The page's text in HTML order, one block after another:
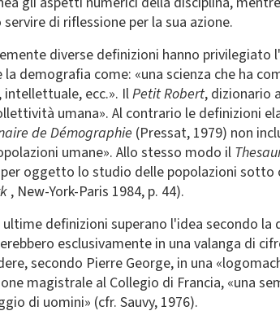
servire di riflessione per la sua azione.
diverse definizioni hanno
la demografia come: «una scienza che ha
intellettuale, ecc.». IlPetit Robert, dizionario
umana». Al contrario le definizioni
de Démographie (Pressat, 1979) non
umane». Allo stesso modo il
oggetto lo studio delle popolazioni
, New-York-Paris 1984, p. 44).
ultime definizioni superano l'idea secondo
esclusivamente in una valanga di
secondo Pierre George, in una
magistrale al Collegio di Francia, «una
di uomini» (cfr. Sauvy, 1976).